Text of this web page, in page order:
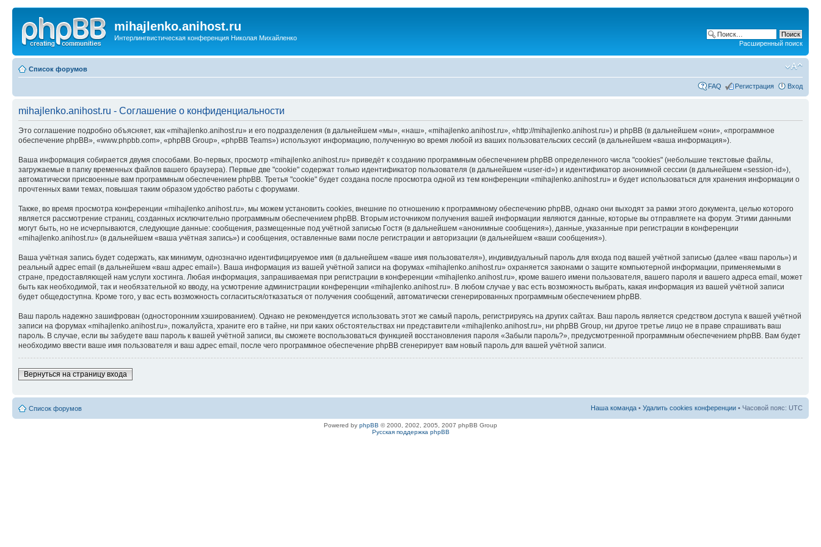
mihajlenko.anihost.ru
Интерлингвистическая конференция Николая Михайленко
Расширенный поиск
Список форумов
FAQ Регистрация Вход
mihajlenko.anihost.ru - Соглашение о конфиденциальности
Это соглашение подробно объясняет, как «mihajlenko.anihost.ru» и его подразделения (в дальнейшем «мы», «наш», «mihajlenko.anihost.ru», «http://mihajlenko.anihost.ru») и phpBB (в дальнейшем «они», «программное
обеспечение phpBB», «www.phpbb.com», «phpBB Group», «phpBB Teams») используют информацию, полученную во время любой из ваших пользовательских сессий (в дальнейшем «ваша информация»).
Ваша информация собирается двумя способами. Во-первых, просмотр «mihajlenko.anihost.ru» приведёт к созданию программным обеспечением phpBB определенного числа "cookies" (небольшие текстовые файлы,
загружаемые в папку временных файлов вашего браузера). Первые две "cookie" содержат только идентификатор пользователя (в дальнейшем «user-id») и идентификатор анонимной сессии (в дальнейшем «session-id»),
автоматически присвоенные вам программным обеспечением phpBB. Третья "cookie" будет создана после просмотра одной из тем конференции «mihajlenko.anihost.ru» и будет использоваться для хранения информации о
прочтенных вами темах, повышая таким образом удобство работы с форумами.
Также, во время просмотра конференции «mihajlenko.anihost.ru», мы можем установить cookies, внешние по отношению к программному обеспечению phpBB, однако они выходят за рамки этого документа, целью которого
является рассмотрение страниц, созданных исключительно программным обеспечением phpBB. Вторым источником получения вашей информации являются данные, которые вы отправляете на форум. Этими данными
могут быть, но не исчерпываются, следующие данные: сообщения, размещенные под учётной записью Гостя (в дальнейшем «анонимные сообщения»), данные, указанные при регистрации в конференции
«mihajlenko.anihost.ru» (в дальнейшем «ваша учётная запись») и сообщения, оставленные вами после регистрации и авторизации (в дальнейшем «ваши сообщения»).
Ваша учётная запись будет содержать, как минимум, однозначно идентифицируемое имя (в дальнейшем «ваше имя пользователя»), индивидуальный пароль для входа под вашей учётной записью (далее «ваш пароль») и
реальный адрес email (в дальнейшем «ваш адрес email»). Ваша информация из вашей учётной записи на форумах «mihajlenko.anihost.ru» охраняется законами о защите компьютерной информации, применяемыми в
стране, предоставляющей нам услуги хостинга. Любая информация, запрашиваемая при регистрации в конференции «mihajlenko.anihost.ru», кроме вашего имени пользователя, вашего пароля и вашего адреса email, может
быть как необходимой, так и необязательной ко вводу, на усмотрение администрации конференции «mihajlenko.anihost.ru». В любом случае у вас есть возможность выбрать, какая информация из вашей учётной записи
будет общедоступна. Кроме того, у вас есть возможность согласиться/отказаться от получения сообщений, автоматически сгенерированных программным обеспечением phpBB.
Ваш пароль надежно зашифрован (односторонним хэшированием). Однако не рекомендуется использовать этот же самый пароль, регистрируясь на других сайтах. Ваш пароль является средством доступа к вашей учётной
записи на форумах «mihajlenko.anihost.ru», пожалуйста, храните его в тайне, ни при каких обстоятельствах ни представители «mihajlenko.anihost.ru», ни phpBB Group, ни другое третье лицо не в праве спрашивать ваш
пароль. В случае, если вы забудете ваш пароль к вашей учётной записи, вы сможете воспользоваться функцией восстановления пароля «Забыли пароль?», предусмотренной программным обеспечением phpBB. Вам будет
необходимо ввести ваше имя пользователя и ваш адрес email, после чего программное обеспечение phpBB сгенерирует вам новый пароль для вашей учётной записи.
Вернуться на страницу входа
Список форумов Наша команда • Удалить cookies конференции • Часовой пояс: UTC
Powered by phpBB © 2000, 2002, 2005, 2007 phpBB Group
Русская поддержка phpBB